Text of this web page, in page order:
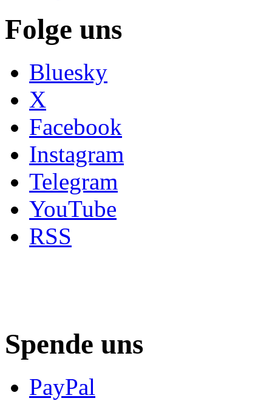
Folge uns
Bluesky
X
Facebook
Instagram
Telegram
YouTube
RSS
Spende uns
PayPal